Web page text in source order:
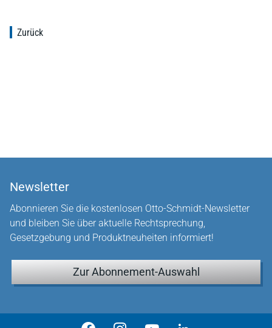
Zurück
Newsletter
Abonnieren Sie die kostenlosen Otto-Schmidt-Newsletter
und bleiben Sie über aktuelle Rechtsprechung,
Gesetzgebung und Produktneuheiten informiert!
Zur Abonnement-Auswahl